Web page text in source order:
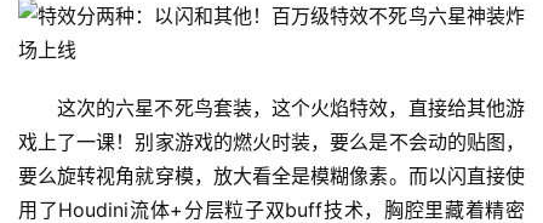
这次的六星不死鸟套装，这个火焰特效，直接给其他游
戏上了一课！别家游戏的燃火时装，要么是不会动的贴图，
要么旋转视角就穿模，放大看全是模糊像素。而以闪直接使
用了Houdini流体+分层粒子双buff技术，胸腔里藏着精密